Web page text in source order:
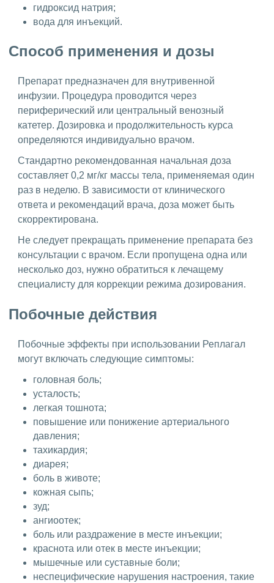
гидроксид натрия;
вода для инъекций.
Способ применения и дозы
Препарат предназначен для внутривенной
инфузии. Процедура проводится через
периферический или центральный венозный
катетер. Дозировка и продолжительность курса
определяются индивидуально врачом.
Стандартно рекомендованная начальная доза
составляет 0,2 мг/кг массы тела, применяемая один
раз в неделю. В зависимости от клинического
ответа и рекомендаций врача, доза может быть
скорректирована.
Не следует прекращать применение препарата без
консультации с врачом. Если пропущена одна или
несколько доз, нужно обратиться к лечащему
специалисту для коррекции режима дозирования.
Побочные действия
Побочные эффекты при использовании Реплагал
могут включать следующие симптомы:
головная боль;
усталость;
легкая тошнота;
повышение или понижение артериального
давления;
тахикардия;
диарея;
боль в животе;
кожная сыпь;
зуд;
ангиоотек;
боль или раздражение в месте инъекции;
краснота или отек в месте инъекции;
мышечные или суставные боли;
неспецифические нарушения настроения, такие